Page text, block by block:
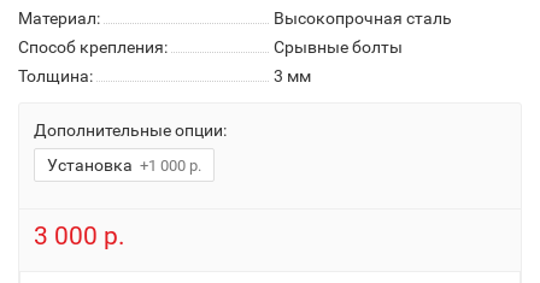
Материал:
Высокопрочная сталь
Способ крепления:
Срывные болты
Толщина:
3 мм
Дополнительные опции:
Установка +1 000 р.
3 000 р.